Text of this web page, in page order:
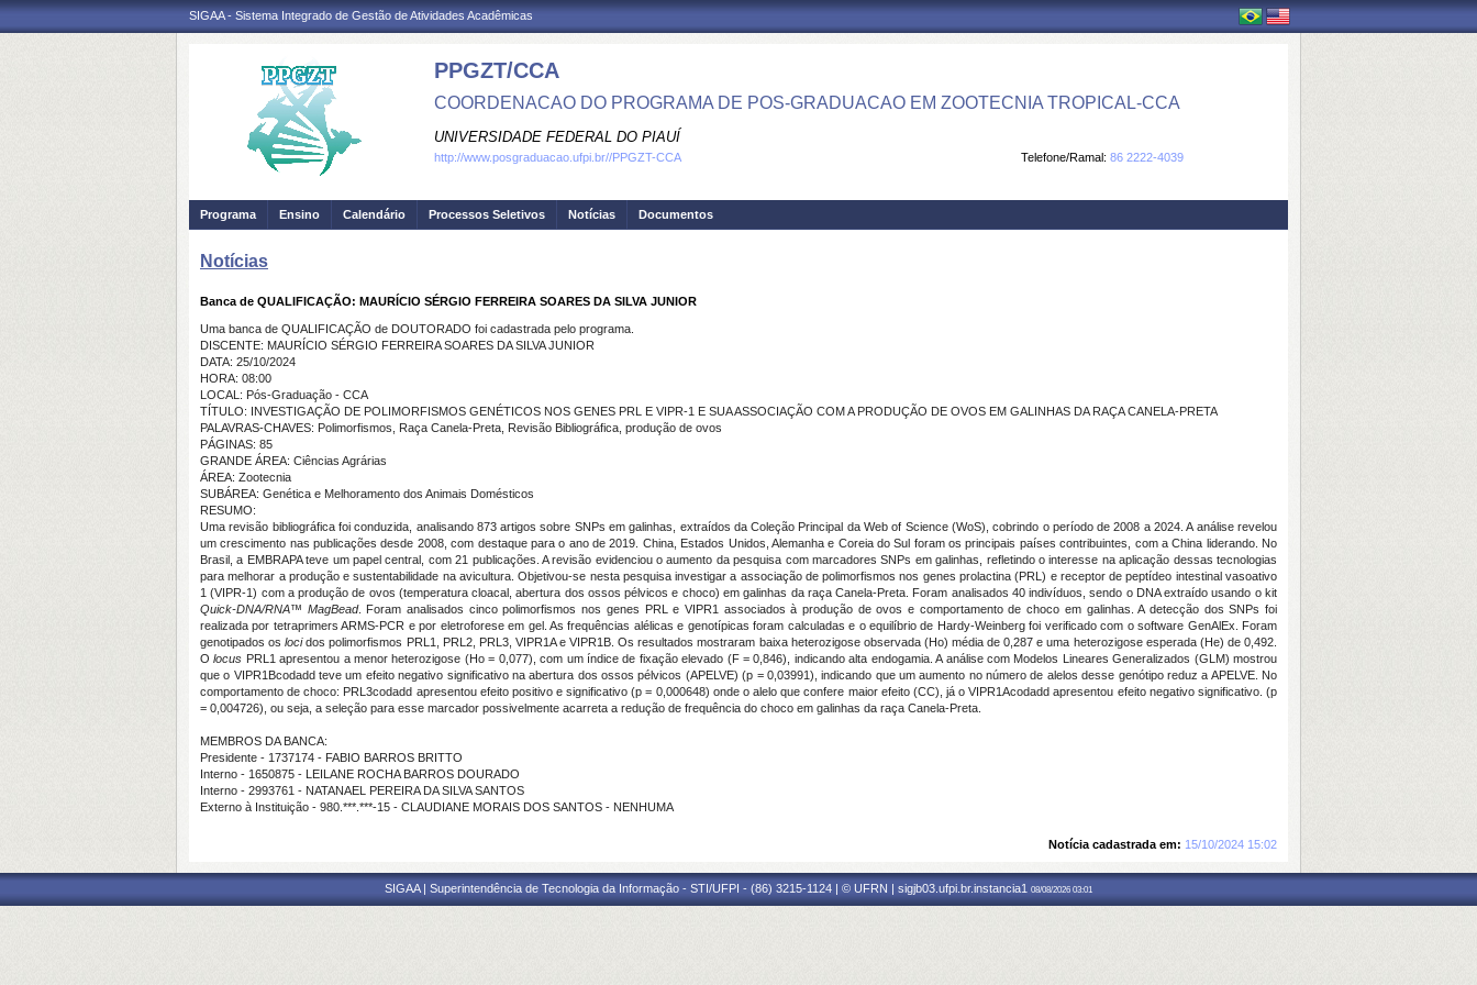
SIGAA - Sistema Integrado de Gestão de Atividades Acadêmicas
PPGZT/CCA
COORDENACAO DO PROGRAMA DE POS-GRADUACAO EM ZOOTECNIA TROPICAL-CCA
UNIVERSIDADE FEDERAL DO PIAUÍ
Telefone/Ramal: 86 2222-4039
http://www.posgraduacao.ufpi.br//PPGZT-CCA
Programa Ensino Calendário Processos Seletivos Notícias Documentos
Notícias
Banca de QUALIFICAÇÃO: MAURÍCIO SÉRGIO FERREIRA SOARES DA SILVA JUNIOR
Uma banca de QUALIFICAÇÃO de DOUTORADO foi cadastrada pelo programa.
DISCENTE: MAURÍCIO SÉRGIO FERREIRA SOARES DA SILVA JUNIOR
DATA: 25/10/2024
HORA: 08:00
LOCAL: Pós-Graduação - CCA
TÍTULO: INVESTIGAÇÃO DE POLIMORFISMOS GENÉTICOS NOS GENES PRL E VIPR-1 E SUA ASSOCIAÇÃO COM A PRODUÇÃO DE OVOS EM GALINHAS DA RAÇA CANELA-PRETA
PALAVRAS-CHAVES: Polimorfismos, Raça Canela-Preta, Revisão Bibliográfica, produção de ovos
PÁGINAS: 85
GRANDE ÁREA: Ciências Agrárias
ÁREA: Zootecnia
SUBÁREA: Genética e Melhoramento dos Animais Domésticos
RESUMO:
Uma revisão bibliográfica foi conduzida, analisando 873 artigos sobre SNPs em galinhas, extraídos da Coleção Principal da Web of Science (WoS), cobrindo o período de 2008 a 2024. A análise revelou
um crescimento nas publicações desde 2008, com destaque para o ano de 2019. China, Estados Unidos, Alemanha e Coreia do Sul foram os principais países contribuintes, com a China liderando. No
Brasil, a EMBRAPA teve um papel central, com 21 publicações. A revisão evidenciou o aumento da pesquisa com marcadores SNPs em galinhas, refletindo o interesse na aplicação dessas tecnologias
para melhorar a produção e sustentabilidade na avicultura. Objetivou-se nesta pesquisa investigar a associação de polimorfismos nos genes prolactina (PRL) e receptor de peptídeo intestinal vasoativo
1 (VIPR-1) com a produção de ovos (temperatura cloacal, abertura dos ossos pélvicos e choco) em galinhas da raça Canela-Preta. Foram analisados 40 indivíduos, sendo o DNA extraído usando o kit
Quick-DNA/RNA™ MagBead. Foram analisados cinco polimorfismos nos genes PRL e VIPR1 associados à produção de ovos e comportamento de choco em galinhas. A detecção dos SNPs foi
realizada por tetraprimers ARMS-PCR e por eletroforese em gel. As frequências alélicas e genotípicas foram calculadas e o equilíbrio de Hardy-Weinberg foi verificado com o software GenAlEx. Foram
genotipados oslocidos polimorfismos PRL1, PRL2, PRL3, VIPR1A e VIPR1B. Os resultados mostraram baixa heterozigose observada (Ho) média de 0,287 e uma heterozigose esperada (He) de 0,492.
Olocus PRL1 apresentou a menor heterozigose (Ho = 0,077), com um índice de fixação elevado (F = 0,846), indicando alta endogamia. A análise com Modelos Lineares Generalizados (GLM) mostrou
que o VIPR1Bcodadd teve um efeito negativo significativo na abertura dos ossos pélvicos (APELVE) (p = 0,03991), indicando que um aumento no número de alelos desse genótipo reduz a APELVE. No
comportamento de choco: PRL3codadd apresentou efeito positivo e significativo (p = 0,000648) onde o alelo que confere maior efeito (CC), já o VIPR1Acodadd apresentou efeito negativo significativo. (p
= 0,004726), ou seja, a seleção para esse marcador possivelmente acarreta a redução de frequência do choco em galinhas da raça Canela-Preta.
MEMBROS DA BANCA:
Presidente - 1737174 - FABIO BARROS BRITTO
Interno - 1650875 - LEILANE ROCHA BARROS DOURADO
Interno - 2993761 - NATANAEL PEREIRA DA SILVA SANTOS
Externo à Instituição - 980.***.***-15 - CLAUDIANE MORAIS DOS SANTOS - NENHUMA
Notícia cadastrada em: 15/10/2024 15:02
SIGAA | Superintendência de Tecnologia da Informação - STI/UFPI - (86) 3215-1124 | © UFRN | sigjb03.ufpi.br.instancia1 08/08/2026 03:01